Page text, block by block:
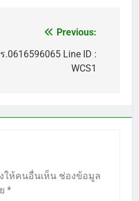
Previous:
Line ID :
WCS1
ให้คนอื่นเห็น ช่องข้อมูล
*